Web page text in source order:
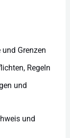
Grenzen
Regeln
und
und